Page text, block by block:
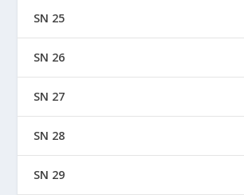
SN 25
SN 26
SN 27
SN 28
SN 29